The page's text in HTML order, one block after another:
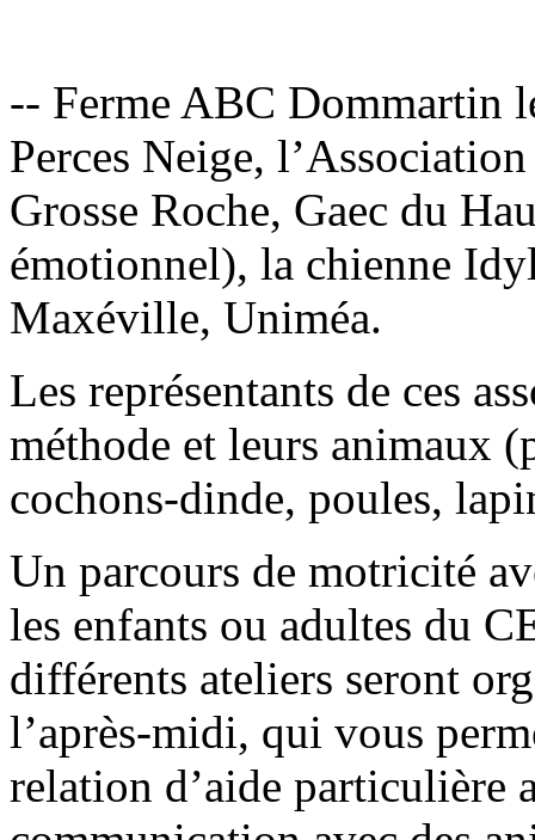
-- Ferme ABC Dommartin
Perces Neige,
Grosse Roche, Gaec du
émotionnel), la chienne
Maxéville, Uniméa.
Les représentants de ces
méthode et leurs animaux
cochons-dinde, poules,
Un parcours de motricité
les enfants ou adultes du
différents ateliers seront
l’après-midi, qui vous
relation d’aide particulière